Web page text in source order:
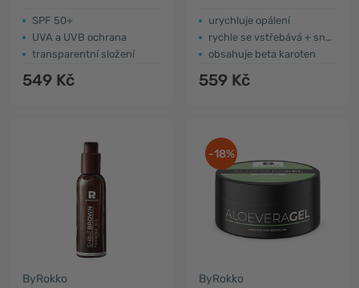
SPF 50+
UVA a UVB ochrana
transparentní složení
549 Kč
urychluje opálení
rychle se vstřebává + snadněji se nanáší
obsahuje beta karoten
559 Kč
ByRokko
-18%
ByRokko